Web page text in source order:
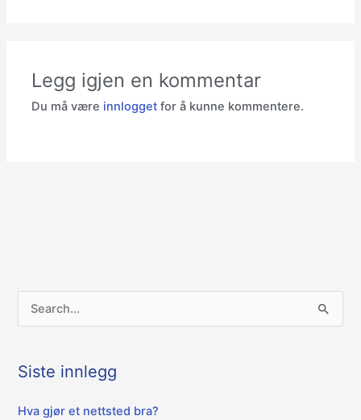
Legg igjen en kommentar
Du må være innlogget for å kunne kommentere.
e
t
Siste innlegg
Hva gjør et nettsted bra?